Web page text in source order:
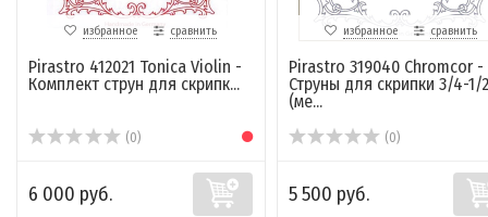
избранное сравнить
Pirastro 412021 Tonica Violin -
Комплект струн для скрипк...
(0)
6 000 руб.
избранное сравнить
Pirastro 319040 Chromcor -
Струны для скрипки 3/4-1/2
(ме...
(0)
5 500 руб.